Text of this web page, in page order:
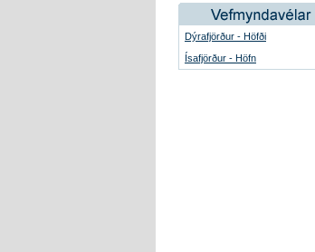
Dýrafjörður - Höfði
Ísafjörður - Höfn